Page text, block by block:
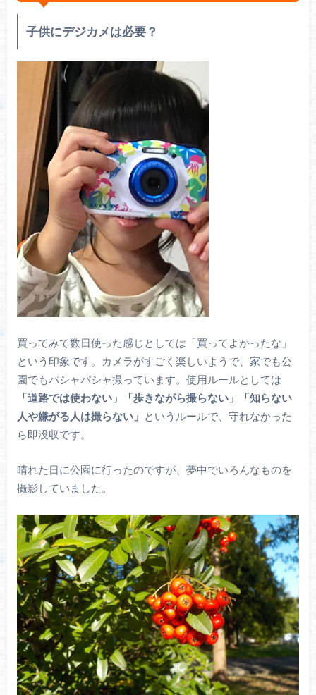
子供にデジカメは必要？
買ってみて数日使った感じとしては「買ってよかったな」
という印象です。カメラがすごく楽しいようで、家でも公
園でもパシャパシャ撮っています。使用ルールとしては
「道路では使わない」「歩きながら撮らない」「知らない
人や嫌がる人は撮らない」 というルールで、守れなかった
ら即没収です。
晴れた日に公園に行ったのですが、夢中でいろんなものを
撮影していました。